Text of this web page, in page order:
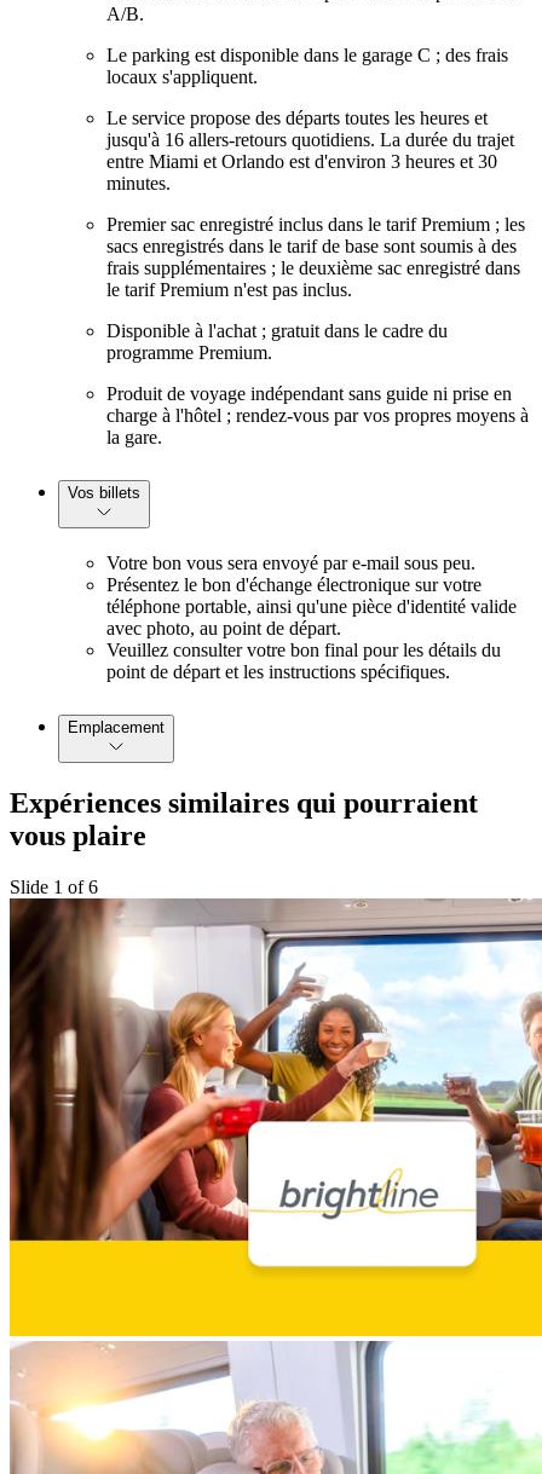
A/B.
Le parking est disponible dans le garage C ; des frais
locaux s'appliquent.
Le service propose des départs toutes les heures et
jusqu'à 16 allers-retours quotidiens. La durée du trajet
entre Miami et Orlando est d'environ 3 heures et 30
minutes.
Premier sac enregistré inclus dans le tarif Premium ; les
sacs enregistrés dans le tarif de base sont soumis à des
frais supplémentaires ; le deuxième sac enregistré dans
le tarif Premium n'est pas inclus.
Disponible à l'achat ; gratuit dans le cadre du
programme Premium.
Produit de voyage indépendant sans guide ni prise en
charge à l'hôtel ; rendez-vous par vos propres moyens à
la gare.
Vos billets
Votre bon vous sera envoyé par e-mail sous peu.
Présentez le bon d'échange électronique sur votre
téléphone portable, ainsi qu'une pièce d'identité valide
avec photo, au point de départ.
Veuillez consulter votre bon final pour les détails du
point de départ et les instructions spécifiques.
Emplacement
Expériences similaires qui pourraient
vous plaire
Slide 1 of 6